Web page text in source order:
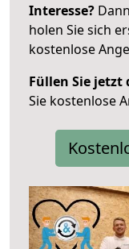
Interesse?
holen Sie sich
kostenlose
Füllen Sie jetzt
Sie kostenlose